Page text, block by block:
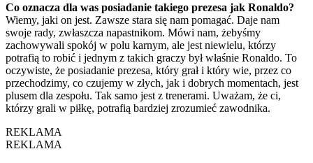
Co oznacza dla was posiadanie takiego prezesa jak Ronaldo?
Wiemy, jaki on jest. Zawsze stara się nam pomagać. Daje nam
swoje rady, zwłaszcza napastnikom. Mówi nam, żebyśmy
zachowywali spokój w polu karnym, ale jest niewielu, którzy
potrafią to robić i jednym z takich graczy był właśnie Ronaldo. To
oczywiste, że posiadanie prezesa, który grał i który wie, przez co
przechodzimy, co czujemy w złych, jak i dobrych momentach, jest
plusem dla zespołu. Tak samo jest z trenerami. Uważam, że ci,
którzy grali w piłkę, potrafią bardziej zrozumieć zawodnika.
REKLAMA
REKLAMA